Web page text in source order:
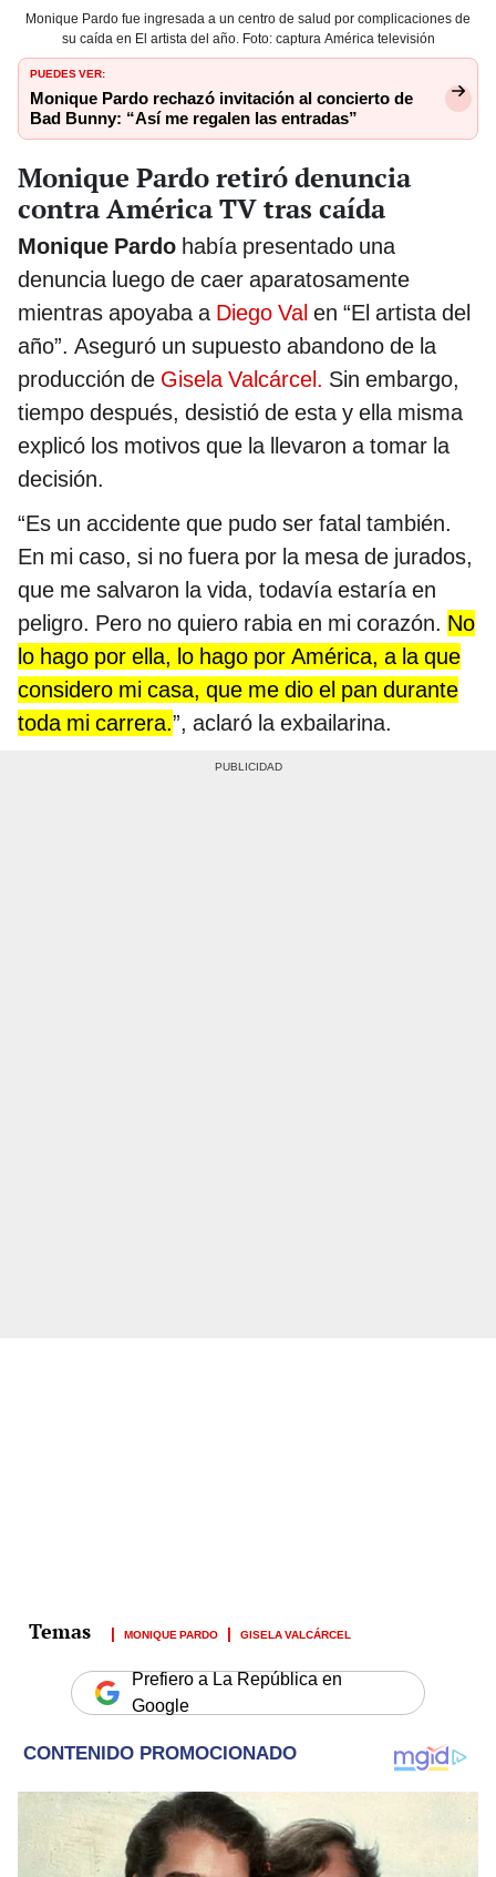
Monique Pardo fue ingresada a un centro de salud por complicaciones de
su caída en El artista del año. Foto: captura América televisión
PUEDES VER:
Monique Pardo rechazó invitación al concierto de
Bad Bunny: “Así me regalen las entradas”
Monique Pardo retiró denuncia
contra América TV tras caída
Monique Pardo había presentado una
denuncia luego de caer aparatosamente
mientras apoyaba a Diego Val en “El artista del
año”. Aseguró un supuesto abandono de la
producción de Gisela Valcárcel. Sin embargo,
tiempo después, desistió de esta y ella misma
explicó los motivos que la llevaron a tomar la
decisión.
“Es un accidente que pudo ser fatal también.
En mi caso, si no fuera por la mesa de jurados,
que me salvaron la vida, todavía estaría en
peligro. Pero no quiero rabia en mi corazón. No
lo hago por ella, lo hago por América, a la que
considero mi casa, que me dio el pan durante
toda mi carrera.”, aclaró la exbailarina.
MONIQUE PARDO GISELA VALCÁRCEL
Prefiero a La República en
Google